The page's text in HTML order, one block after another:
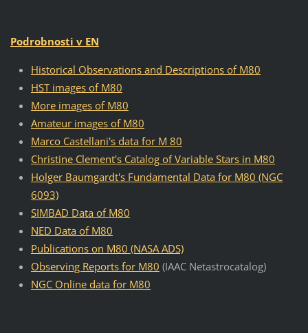
Podrobnosti v EN
Historical Observations and Descriptions of M80
HST images of M80
More images of M80
Amateur images of M80
Marco Castellani's data for M 80
Christine Clement's Catalog of Variable Stars in M80
Holger Baumgardt's Fundamental Data for M80 (NGC
6093)
SIMBAD Data of M80
NED Data of M80
Publications on M80 (NASA ADS)
Observing Reports for M80 (IAAC Netastrocatalog)
NGC Online data for M80